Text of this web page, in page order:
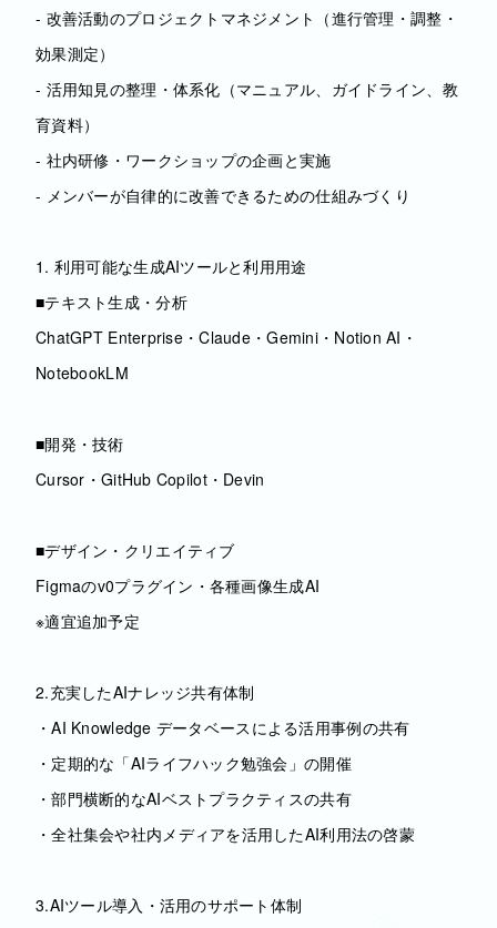
- 改善活動のプロジェクトマネジメント（進行管理・調整・
効果測定）
- 活用知見の整理・体系化（マニュアル、ガイドライン、教
育資料）
- 社内研修・ワークショップの企画と実施
- メンバーが自律的に改善できるための仕組みづくり
1. 利用可能な生成AIツールと利用用途
■テキスト生成・分析
ChatGPT Enterprise・Claude・Gemini・Notion AI・
NotebookLM
■開発・技術
Cursor・GitHub Copilot・Devin
■デザイン・クリエイティブ
Figmaのv0プラグイン・各種画像生成AI
※適宜追加予定
2.充実したAIナレッジ共有体制
・AI Knowledge データベースによる活用事例の共有
・定期的な「AIライフハック勉強会」の開催
・部門横断的なAIベストプラクティスの共有
・全社集会や社内メディアを活用したAI利用法の啓蒙
3.AIツール導入・活用のサポート体制